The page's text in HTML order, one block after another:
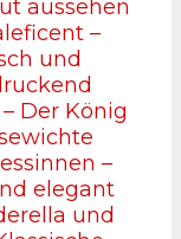
aussehen
–
und
Der König
–
elegant
und